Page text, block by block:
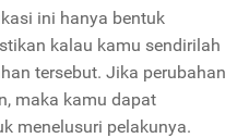
ini hanya bentuk
kalau kamu sendirilah
tersebut. Jika perubahan
maka kamu dapat
menelusuri pelakunya.